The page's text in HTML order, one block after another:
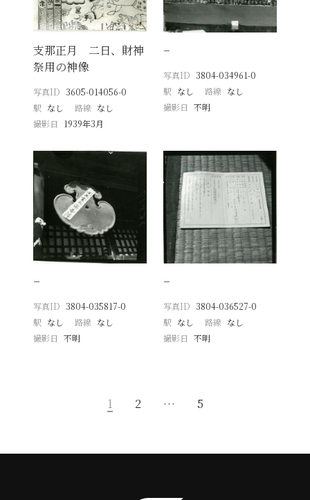
支那正月 二日、財神
祭用の神像
写真ID 3605-014056-0
駅 なし 路線 なし
撮影日
1939年3月
−
写真ID 3804-034961-0
駅 なし 路線 なし
撮影日 不明
−
写真ID 3804-035817-0
駅 なし 路線 なし
撮影日
不明
−
写真ID 3804-036527-0
駅 なし 路線 なし
撮影日 不明
1 2 … 5